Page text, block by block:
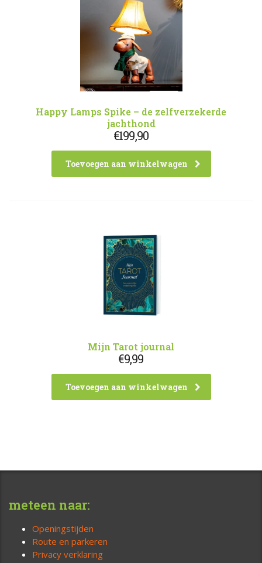
Happy Lamps Spike – de zelfverzekerde
jachthond
€199,90
Toevoegen aan winkelwagen
Mijn Tarot journal
€9,99
Toevoegen aan winkelwagen
meteen naar:
Openingstijden
Route en parkeren
Privacy verklaring